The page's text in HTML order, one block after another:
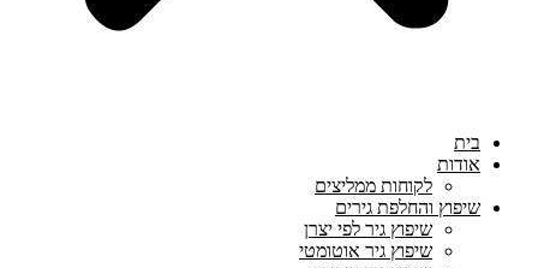
בית
אודות
לקוחות ממליצים
שיפוץ והחלפת גירים
שיפוץ גיר לפי יצרן
שיפוץ גיר אוטומטי